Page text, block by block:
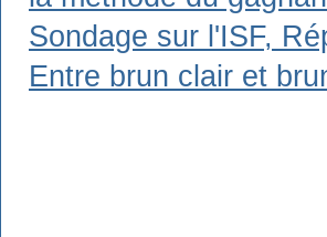
Sondage sur l'ISF,
Entre brun clair et